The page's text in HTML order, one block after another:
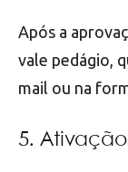
Após a
vale pedágio,
mail ou na
5.